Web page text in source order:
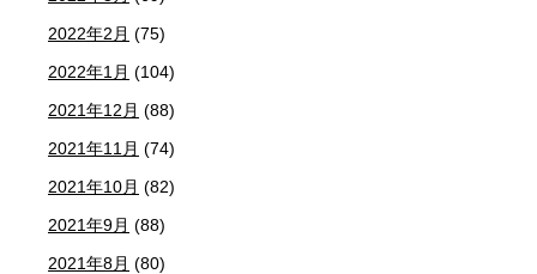
2022年2月 (75)
2022年1月 (104)
2021年12月 (88)
2021年11月 (74)
2021年10月 (82)
2021年9月 (88)
2021年8月 (80)